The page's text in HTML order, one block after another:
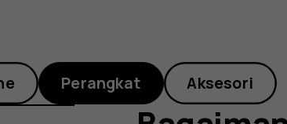
Perangkat Aksesori